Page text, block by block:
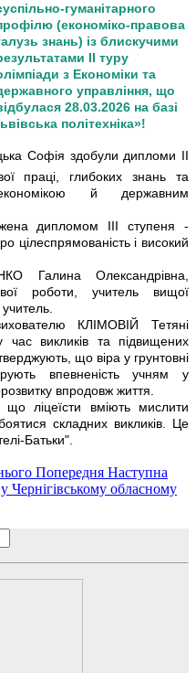
гуманітарного
(економіко-правова
знань) із блискучими
ІІ туру
з Економіки та
управління, що
28.03.2026 на базі
політехніка»!
Софія здобули дипломи ІІ
праці, глибоких знань та
економікою й державним
дипломом ІІІ ступеня -
цілеспрямованість і високий
Галина Олександрівна,
роботи, учитель вищої
КЛІМОВІЙ Тетяні
час викликів та підвищених
що віра у грунтовні
впевненість учням у
впродовж життя.
ліцеїсти вміють мислити
складних викликів. Це
Батьки".
Попередня Наступна
Чернігівському обласному